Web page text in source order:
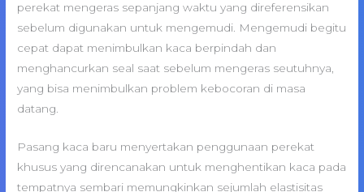
perekat mengeras sepanjang waktu yang direferensikan
sebelum digunakan untuk mengemudi. Mengemudi begitu
cepat dapat menimbulkan kaca berpindah dan
menghancurkan seal saat sebelum mengeras seutuhnya,
yang bisa menimbulkan problem kebocoran di masa
datang.
Pasang kaca baru menyertakan penggunaan perekat
khusus yang direncanakan untuk menghentikan kaca pada
tempatnya sembari memungkinkan sejumlah elastisitas